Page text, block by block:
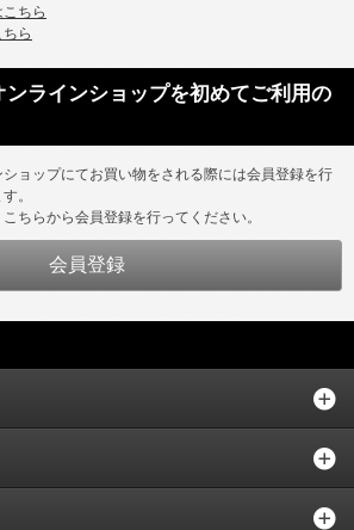
ちら
ら
ラインショップを初めてご利用の
ョップにてお買い物をされる際には会員登録を行
。
ちらから会員登録を行ってください。